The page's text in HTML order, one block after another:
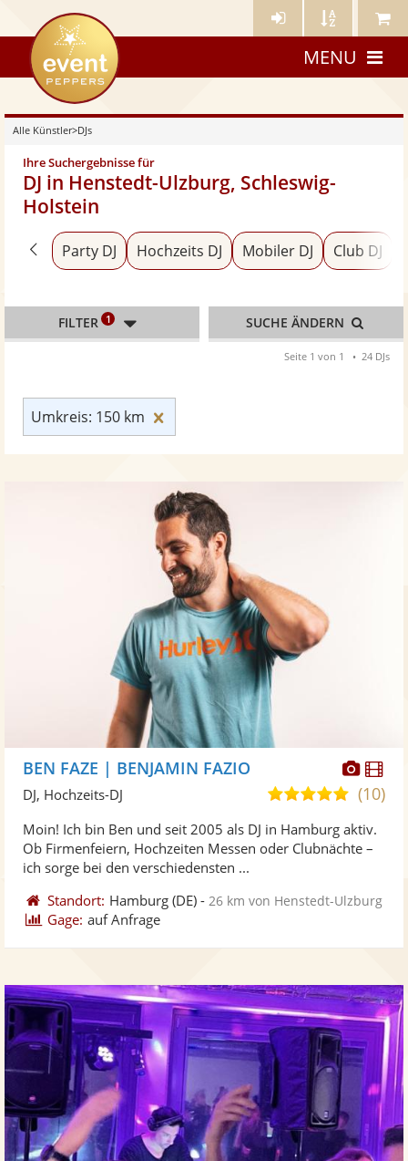
Künstler- Künstler Meine
eventpeppers
MENU
Alle Künstler>DJs
Ihre Suchergebnisse für
DJ in Henstedt-Ulzburg, Schleswig-
Holstein
Zurück zu «Alle Künstler»
Party DJ Hochzeits DJ Mobiler DJ Club DJ
Umkreis: 150 km
FILTER 1 SUCHE ÄNDERN
Seite 1 von 1 24 DJs
Fotos
BEN FAZE | BENJAMIN FAZIO
5,0
5
(10)
DJ, Hochzeits-DJ
Moin! Ich bin Ben und seit 2005 als DJ in Hamburg aktiv.
Ob Firmenfeiern, Hochzeiten Messen oder Clubnächte –
ich sorge bei den verschiedensten ...
Standort: Hamburg (DE) - 26 km von Henstedt-Ulzburg
Gage: auf Anfrage